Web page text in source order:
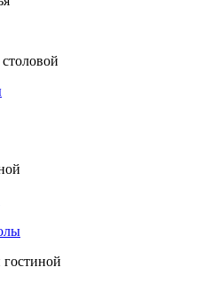
гостиной